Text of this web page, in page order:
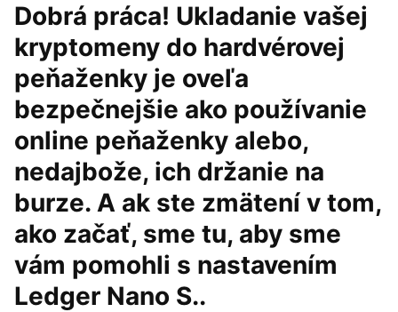
Dobrá práca! Ukladanie vašej
kryptomeny do hardvérovej
peňaženky je oveľa
bezpečnejšie ako používanie
online peňaženky alebo,
nedajbože, ich držanie na
burze. A ak ste zmätení v tom,
ako začať, sme tu, aby sme
vám pomohli s nastavením
Ledger Nano S..